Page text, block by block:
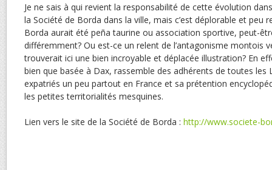
Je ne sais à qui revient la responsabilité de cette évolution
la Société de Borda dans la ville, mais c’est déplorable et peu
Borda aurait été peña taurine ou association sportive, peut-
différemment? Ou est-ce un relent de l’antagonisme montois
trouverait ici une bien incroyable et déplacée illustration? En
bien que basée à Dax, rassemble des adhérents de toutes les
expatriés un peu partout en France et sa prétention
les petites territorialités mesquines.
Lien vers le site de la Société de Borda : http://www.societe-